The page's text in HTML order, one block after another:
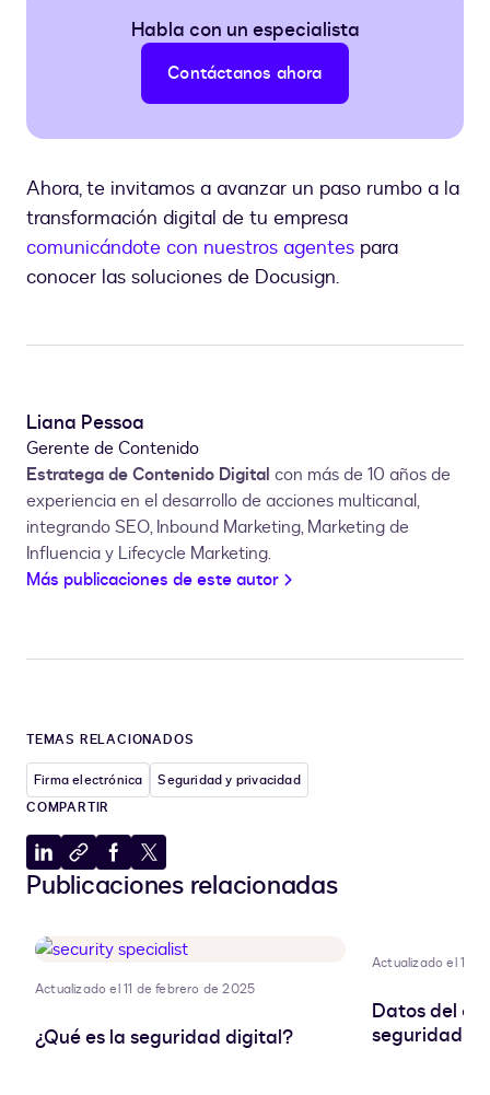
Habla con un especialista
Contáctanos ahora
Ahora, te invitamos a avanzar un paso rumbo a la
transformación digital de tu empresa
comunicándote con nuestros agentes para
conocer las soluciones de Docusign.
Liana Pessoa
Gerente de Contenido
Estratega de Contenido Digital con más de 10 años de
experiencia en el desarrollo de acciones multicanal,
integrando SEO, Inbound Marketing, Marketing de
Influencia y Lifecycle Marketing.
Más publicaciones de este autor
TEMAS RELACIONADOS
Firma electrónica
Seguridad y privacidad
COMPARTIR
Compartir
en
Copiar
al
Compartir
en
Compartir
en
Publicaciones relacionadas
Actualizado el 11 de febrero de 2025
¿Qué es la seguridad digital?
Actualizado el 11
Datos del
seguridad